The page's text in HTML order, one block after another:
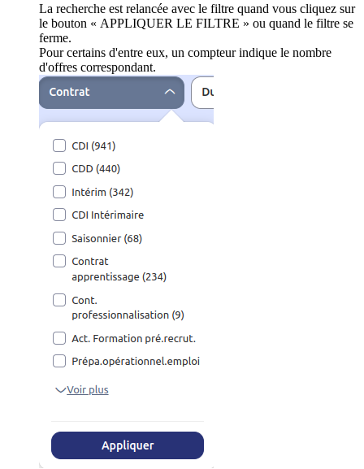
La recherche est relancée avec le filtre quand vous cliquez sur
le bouton « APPLIQUER LE FILTRE » ou quand le filtre se
ferme.
Pour certains d'entre eux, un compteur indique le nombre
d'offres correspondant.